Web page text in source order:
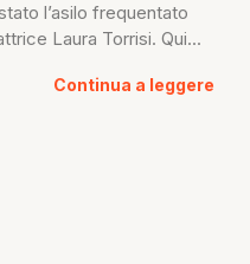
l’asilo frequentato
Laura Torrisi. Qui...
Continua a leggere